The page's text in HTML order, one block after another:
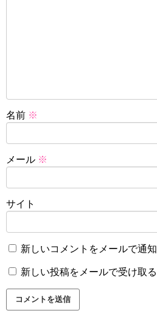
名前 ※
メール ※
サイト
新しいコメントをメールで通知
新しい投稿をメールで受け取る